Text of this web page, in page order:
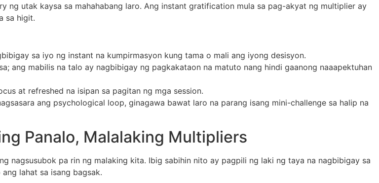
ng utak kaysa sa mahahabang laro. Ang instant gratification mula sa pag-akyat ng multiplier ay
sa higit.
sa iyo ng instant na kumpirmasyon kung tama o mali ang iyong desisyon.
ang mabilis na talo ay nagbibigay ng pagkakataon na matuto nang hindi gaanong naaapektuhan
at refreshed na isipan sa pagitan ng mga session.
ang psychological loop, ginagawa bawat laro na parang isang mini-challenge sa halip na
Panalo, Malalaking Multipliers
nagsusubok pa rin ng malaking kita. Ibig sabihin nito ay pagpili ng laki ng taya na nagbibigay sa
lahat sa isang bagsak.